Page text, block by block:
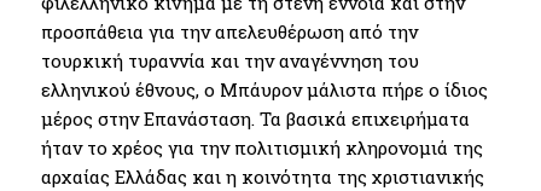
προσπάθεια για την απελευθέρωση από την
τουρκική τυραννία και την αναγέννηση του
ελληνικού έθνους, ο Μπάυρον μάλιστα πήρε ο ίδιος
μέρος στην Επανάσταση. Τα βασικά επιχειρήματα
ήταν το χρέος για την πολιτισμική κληρονομιά της
αρχαίας Ελλάδας και η κοινότητα της χριστιανικής